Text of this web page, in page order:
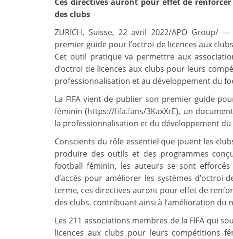
des clubs
ZURICH, Suisse, 22 avril 2022/APO Group/
premier guide pour l’octroi de licences aux
Cet outil pratique va permettre aux
d’octroi de licences aux clubs pour leurs
professionnalisation et au développement du
La FIFA vient de publier son premier guide
féminin (https://fifa.fans/3KaxXrE), un
la professionnalisation et du développement
Conscients du rôle essentiel que jouent les
produire des outils et des programmes
football féminin, les auteurs se sont
d’accès pour améliorer les systèmes d’octroi
terme, ces directives auront pour effet de
des clubs, contribuant ainsi à l’amélioration du
Les 211 associations membres de la FIFA qui
licences aux clubs pour leurs compétitions